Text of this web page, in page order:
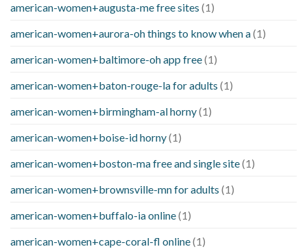
american-women+augusta-me free sites (1)
american-women+aurora-oh things to know when a(1)
american-women+baltimore-oh app free(1)
american-women+baton-rouge-la for adults (1)
american-women+birmingham-al horny(1)
american-women+boise-id horny(1)
american-women+boston-ma free and single site(1)
american-women+brownsville-mn for adults (1)
american-women+buffalo-ia online(1)
american-women+cape-coral-fl online(1)